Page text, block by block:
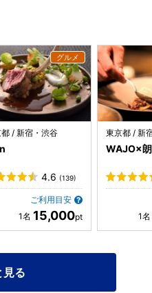
/ 新宿・渋谷
4.6 (139)
ご利用目安
15,000
東京都 / 新
WAJO×朗
見る